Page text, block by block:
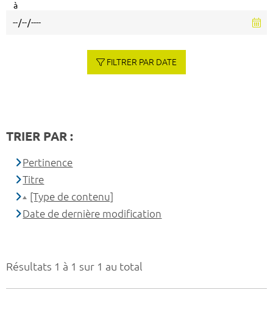
Résultats 1 à 1 sur 1 au total
à
FILTRER PAR DATE
TRIER PAR :
Pertinence
Titre
[Type de contenu]
Date de dernière modification